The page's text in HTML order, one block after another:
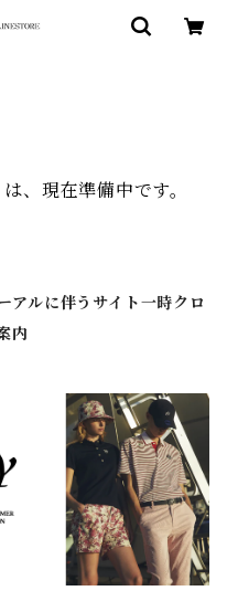
、現在準備中です。
ルに伴うサイト一時クロ
内